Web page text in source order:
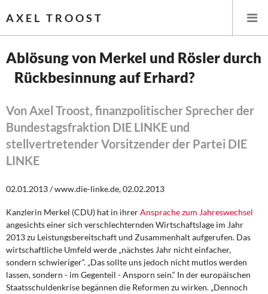
AXEL TROOST
Startseite
Themen
Leitlinien linker Wirtschafts- und Finanzpolitik
Wirtschaftspolitik
Steuer- und Finanzpolitik
Öffentliche Infrastruktur und Daseinsvorsorge
Eurokrise und Griechenland
DIE LINKE
Ablösung von Merkel und Rösler durch
Rückbesinnung auf Erhard?
Von Axel Troost, finanzpolitischer Sprecher der
Bundestagsfraktion DIE LINKE und
stellvertretender Vorsitzender der Partei DIE
LINKE
02.01.2013 / www.die-linke.de, 02.02.2013
Kanzlerin Merkel (CDU) hat in ihrerAnsprache zum Jahreswechsel
angesichts einer sich verschlechternden Wirtschaftslage im Jahr
2013 zu Leistungsbereitschaft und Zusammenhalt aufgerufen. Das
wirtschaftliche Umfeld werde „nächstes Jahr nicht einfacher,
sondern schwieriger“. „Das sollte uns jedoch nicht mutlos werden
lassen, sondern - im Gegenteil - Ansporn sein.“ In der europäischen
Staatsschuldenkrise begännen die Reformen zu wirken. „Dennoch